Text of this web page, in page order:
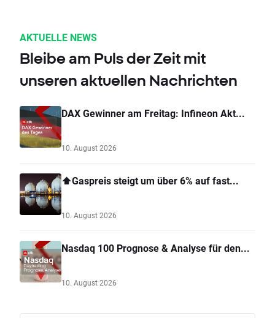
AKTUELLE NEWS
Bleibe am Puls der Zeit mit
unseren aktuellen Nachrichten
DAX Gewinner am Freitag: Infineon Akt...
10. August 2026
⬆️Gaspreis steigt um über 6% auf fast...
10. August 2026
Nasdaq 100 Prognose & Analyse für den...
10. August 2026